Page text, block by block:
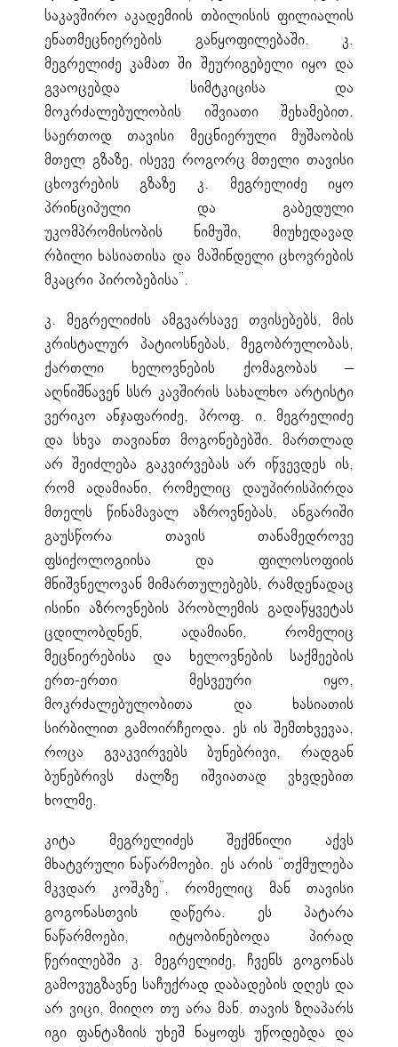
საკავშირო აკადემიის თბილისის ფილიალის
ენათმეცნიერების განყოფილებაში. კ.
მეგრელიძე კამათ ში შეურიგებელი იყო და
გვაოცებდა სიმტკიცისა და
მოკრძალებულობის იშვიათი შეხამებით.
საერთოდ თავისი მეცნიერული მუშაობის
მთელ გზაზე, ისევე როგორც მთელი თავისი
ცხოვრების გზაზე კ. მეგრელიძე იყო
პრინციპული და გაბედული
უკომპრომისობის ნიმუში, მიუხედავად
რბილი ხასიათისა და მაშინდელი ცხოვრების
მკაცრი პირობებისა”.
კ. მეგრელიძის ამგვარსავე თვისებებს, მის
კრისტალურ პატიოსნებას, მეგობრულობას,
ქართლი ხელოვნების ქომაგობას –
აღნიშნავენ სსრ კავშირის სახალხო არტისტი
ვერიკო ანჯაფარიძე, პროფ. ი. მეგრელიძე
და სხვა თავიანთ მოგონებებში. მართლად
არ შეიძლება გაკვირვებას არ იწვევდეს ის,
რომ ადამიანი, რომელიც დაუპირისპირდა
მთელს წინამავალ აზროვნებას, ანგარიში
გაუსწორა თავის თანამედროვე
ფსიქოლოგიისა და ფილოსოფიის
მნიშვნელოვან მიმართულებებს, რამდენადაც
ისინი აზროვნების პრობლემის გადაწყვეტას
ცდილობდნენ, ადამიანი, რომელიც
მეცნიერებისა და ხელოვნების საქმეების
ერთ-ერთი მესვეური იყო,
მოკრძალებულობითა და ხასიათის
სირბილით გამოირჩეოდა. ეს ის შემთხვევაა,
როცა გვაკვირვებს ბუნებრივი, რადგან
ბუნებრივს ძალზე იშვიათად ვხვდებით
ხოლმე.
კიტა მეგრელიძეს შექმნილი აქვს
მხატვრული ნაწარმოები. ეს არის “თქმულება
მკვდარ კოშკზე”, რომელიც მან თავისი
გოგონასთვის დაწერა. ეს პატარა
ნაწარმოები, იტყობინებოდა პირად
წერილებში კ. მეგრელიძე, ჩვენს გოგონას
გამოვუგზავნე საჩუქრად დაბადების დღეს და
არ ვიცი, მიიღო თუ არა მან. თავის ზღაპარს
იგი ფანტაზიის უხეშ ნაყოფს უწოდებდა და